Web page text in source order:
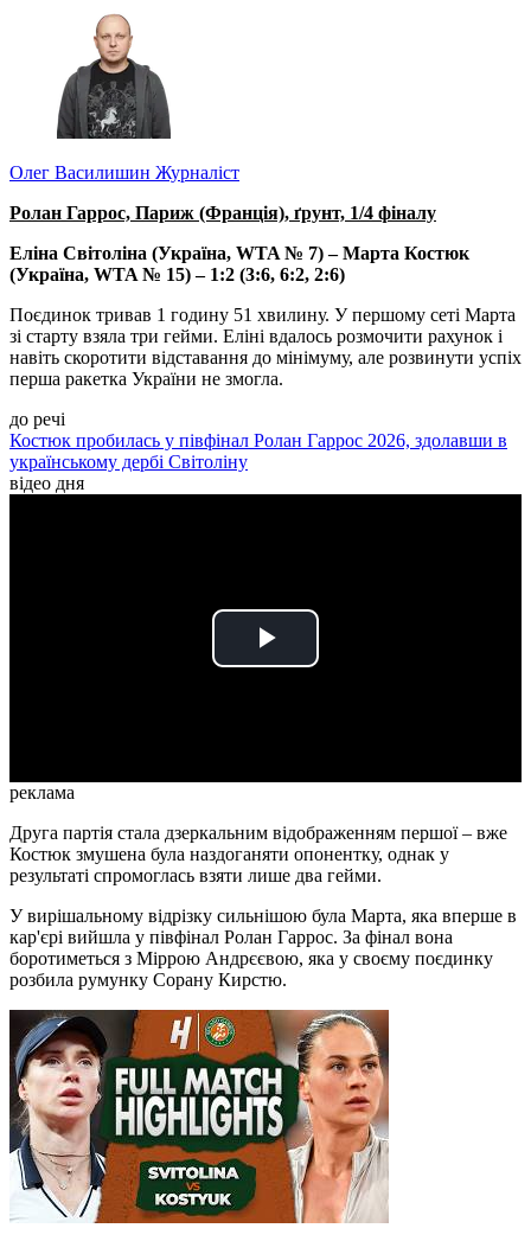
Олег Василишин Журналіст
Ролан Гаррос, Париж (Франція), ґрунт, 1/4 фіналу
Еліна Світоліна (Україна, WTA № 7) – Марта Костюк
(Україна, WTA № 15) – 1:2 (3:6, 6:2, 2:6)
Поєдинок тривав 1 годину 51 хвилину. У першому сеті Марта
зі старту взяла три гейми. Еліні вдалось розмочити рахунок і
навіть скоротити відставання до мінімуму, але розвинути успіх
перша ракетка України не змогла.
до речі
Костюк пробилась у півфінал Ролан Гаррос 2026, здолавши в
українському дербі Світоліну
відео дня
Play
реклама
Друга партія стала дзеркальним відображенням першої – вже
Костюк змушена була наздоганяти опонентку, однак у
результаті спромоглась взяти лише два гейми.
У вирішальному відрізку сильнішою була Марта, яка вперше в
кар'єрі вийшла у півфінал Ролан Гаррос. За фінал вона
боротиметься з Міррою Андрєєвою, яка у своєму поєдинку
розбила румунку Сорану Кирстю.